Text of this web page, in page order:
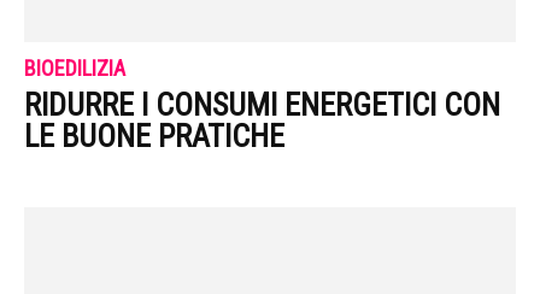
BIOEDILIZIA
RIDURRE I CONSUMI ENERGETICI CON
LE BUONE PRATICHE